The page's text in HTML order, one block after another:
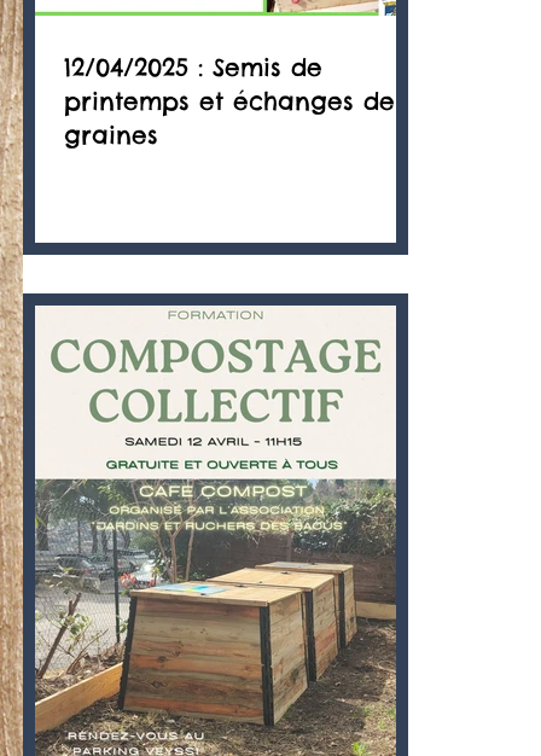
12/04/2025 : Semis de
printemps et échanges de
graines